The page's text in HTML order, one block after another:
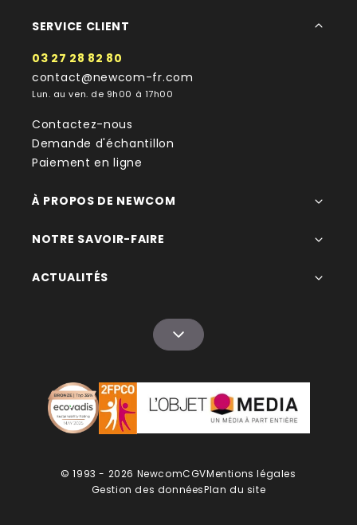
SERVICE CLIENT
03 27 28 82 80
contact@newcom-fr.com
Lun. au ven. de 9h00 à 17h00
Contactez-nous
Demande d'échantillon
Paiement en ligne
À PROPOS DE NEWCOM
NOTRE SAVOIR-FAIRE
ACTUALITÉS
© 1993 - 2026 NewcomCGVMentions légales
Gestion des donnéesPlan du site